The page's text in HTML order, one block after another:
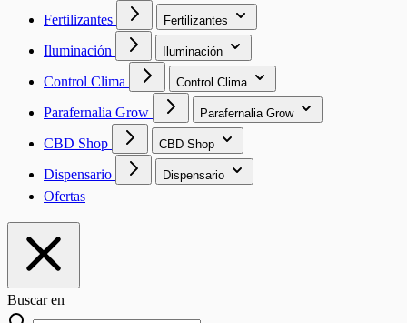
Fertilizantes Fertilizantes
Iluminación Iluminación
Control Clima Control Clima
Parafernalia Grow Parafernalia Grow
CBD Shop CBD Shop
Dispensario Dispensario
Ofertas
Buscar en